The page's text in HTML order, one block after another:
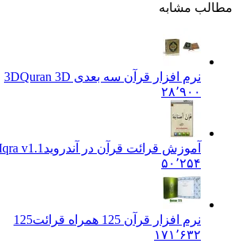
مشابه
نرم افزار قرآن سه بعدی 3DQuran 3D
۲۸٬۹۰۰
آموزش قرائت قرآن در آندروید
Learn Iqra v1.1
۵۰٬۲۵۴
نرم افزار قرآن 125 همراه قرائت
125
۱۷۱٬۶۳۲